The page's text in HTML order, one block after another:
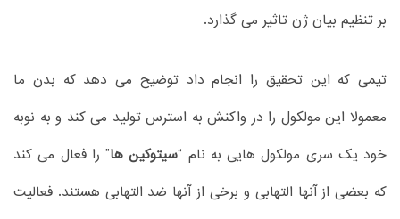
بر تنظیم بیان ژن تاثیر می گذارد.
تیمی که این تحقیق را انجام داد توضیح می دهد که بدن ما
معمولا این مولکول را در واکنش به استرس تولید می کند و به نوبه
خود یک سری مولکول هایی به نام “سیتوکین ها” را فعال می کند
که بعضی از آنها التهابی و برخی از آنها ضد التهابی هستند. فعالیت